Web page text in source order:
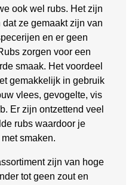
ook wel rubs. Het zijn
ze gemaakt zijn van
en er geen
zorgen voor een
smaak. Het voordeel
gemakkelijk in gebruik
vlees, gevogelte, vis
Er zijn ontzettend veel
rubs waardoor je
smaken.
zijn van hoge
tot geen zout en